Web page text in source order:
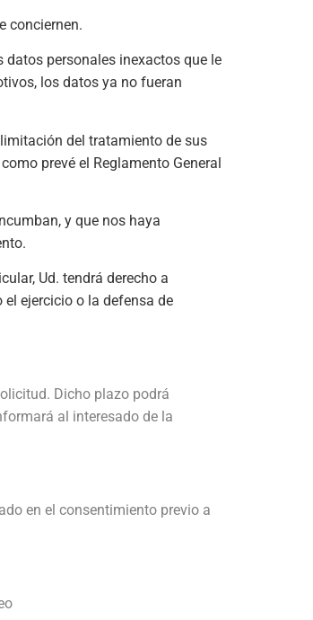
conciernen.
datos personales inexactos que le
los datos ya no fueran
del tratamiento de sus
prevé el Reglamento General
y que nos haya
Ud. tendrá derecho a
ejercicio o la defensa de
Dicho plazo podrá
al interesado de la
en el consentimiento previo a